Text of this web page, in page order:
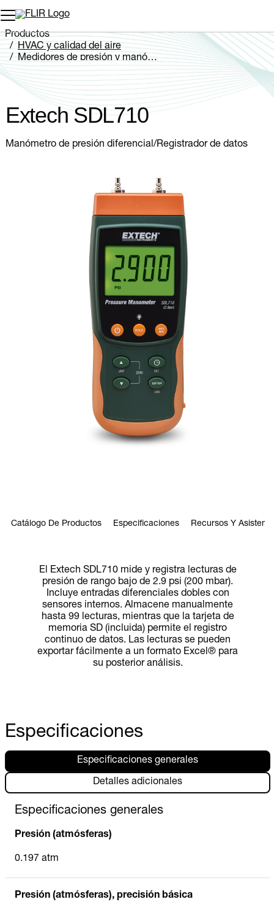
Productos
HVAC y calidad del aire
Medidores de presión y manómetros
Extech SDL710
Extech SDL710
Manómetro de presión diferencial/Registrador de datos
Catálogo De Productos Especificaciones Recursos Y
El Extech SDL710 mide y registra lecturas de
presión de rango bajo de 2.9 psi (200 mbar).
Incluye entradas diferenciales dobles con
sensores internos. Almacene manualmente
hasta 99 lecturas, mientras que la tarjeta de
memoria SD (incluida) permite el registro
continuo de datos. Las lecturas se pueden
exportar fácilmente a un formato Excel® para
su posterior análisis.
Especificaciones
Especificaciones generales
Detalles adicionales
Especificaciones generales
Presión (atmósferas)
0.197 atm
Presión (atmósferas), precisión básica